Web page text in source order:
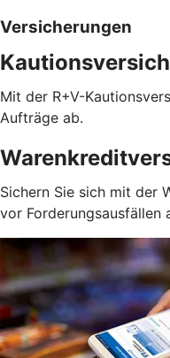
Versicherungen
Mit der R+V-
Aufträge ab.
Sichern Sie sich mit der
vor Forderungsausfällen